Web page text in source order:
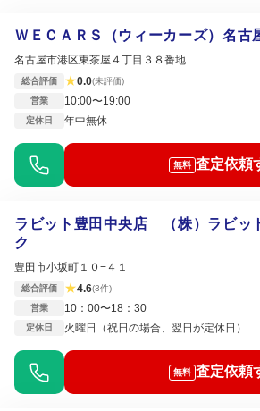
ＷＥＣＡＲＳ（ウィーカーズ）名古
名古屋市港区東茶屋４丁目３８番地
総合評価 ★0.0(未評価)
営業
10:00〜19:00
定休日 年中無休
無料 査定依頼
ラビット豊田中央店 （株）ラビッ
ク
豊田市小坂町１０−４１
総合評価 ★4.6(3件)
営業
10：00〜18：30
定休日 火曜日（祝日の場合、翌日が定休日）
無料 査定依頼